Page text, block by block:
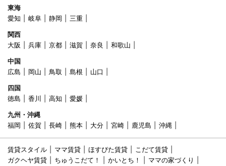
東海
愛知
岐阜 静岡
三重
関西
大阪
兵庫 京都 滋賀 奈良
和歌山
中国
広島
岡山 鳥取 島根
山口
四国
徳島
香川 高知
愛媛
九州・沖縄
福岡
佐賀 長崎 熊本 大分 宮崎 鹿児島 沖縄
賃貸スタイル ママ賃貸 ほすぴた賃貸
こだて賃貸
ガクヘヤ賃貸
ちゅうこだて！ かいとち！
ママの家づくり